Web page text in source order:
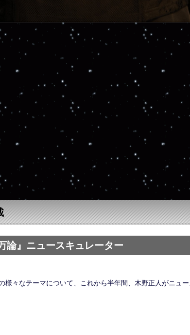
論』ニュースキュレーター
様々なテーマについて、これから半年間、木野正人がニュ